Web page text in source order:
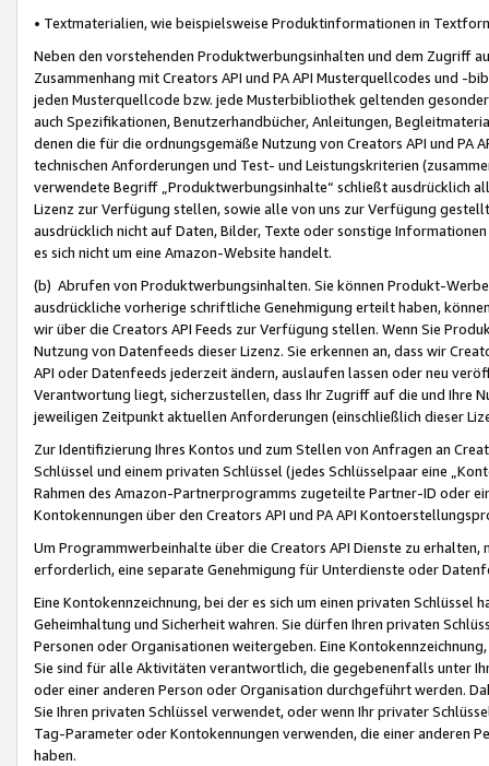
• Textmaterialien, wie beispielsweise Produktinformationen in
Neben den vorstehenden Produktwerbungsinhalten und dem Zugriff
Zusammenhang mit Creators API und PA API Musterquellcodes und
jeden Musterquellcode bzw. jede Musterbibliothek geltenden
auch Spezifikationen, Benutzerhandbücher, Anleitungen,
denen die für die ordnungsgemäße Nutzung von Creators API und PA
technischen Anforderungen und Test- und Leistungskriterien
verwendete Begriff „Produktwerbungsinhalte“ schließt ausdrücklich
Lizenz zur Verfügung stellen, sowie alle von uns zur Verfügung
ausdrücklich nicht auf Daten, Bilder, Texte oder sonstige
es sich nicht um eine Amazon-Website handelt.
(b) Abrufen von Produktwerbungsinhalten. Sie können Produkt-
ausdrückliche vorherige schriftliche Genehmigung erteilt haben,
wir über die Creators API Feeds zur Verfügung stellen. Wenn Sie
Nutzung von Datenfeeds dieser Lizenz. Sie erkennen an, dass wir
API oder Datenfeeds jederzeit ändern, auslaufen lassen oder neu
Verantwortung liegt, sicherzustellen, dass Ihr Zugriff auf die und Ihre
jeweiligen Zeitpunkt aktuellen Anforderungen (einschließlich dieser
Zur Identifizierung Ihres Kontos und zum Stellen von Anfragen an
Schlüssel und einem privaten Schlüssel (jedes Schlüsselpaar eine
Rahmen des Amazon-Partnerprogramms zugeteilte Partner-ID oder
Kontokennungen über den Creators API und PA API
Um Programmwerbeinhalte über die Creators API Dienste zu
erforderlich, eine separate Genehmigung für Unterdienste oder
Eine Kontokennzeichnung, bei der es sich um einen privaten
Geheimhaltung und Sicherheit wahren. Sie dürfen Ihren privaten
Personen oder Organisationen weitergeben. Eine
Sie sind für alle Aktivitäten verantwortlich, die gegebenenfalls unter
oder einer anderen Person oder Organisation durchgeführt werden.
Sie Ihren privaten Schlüssel verwendet, oder wenn Ihr privater
Tag-Parameter oder Kontokennungen verwenden, die einer anderen
haben.